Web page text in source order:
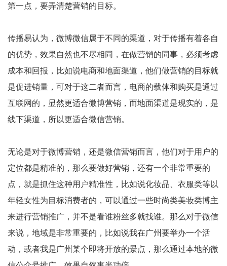
第一点，要弄清楚营销的目标。
传播易认为，微博微信属于不同的渠道，对于传播有着各自
的优势，效果自然也不尽相同，在做营销的同事，必须考虑
成本和回报，比如说电商和地面渠道，他们做营销的目标就
是促进销量，可对于这二者而言，电商的载体和购买是通过
互联网的，显然更适合微博营销，而地面渠道是现实的，是
线下渠道，所以更适合微信营销。
无论是对于微博营销，还是微信营销而言，他们对于用户的
定位都是精准的，那么要做好营销，还有一个非常重要的
点，就是抓住这种用户精准性，比如说化妆品、衣服类等以
年轻女性为目标消费者的，可以通过一些时尚类美妆类博主
来进行营销推广，并不是看谁粉丝多就找谁。那么对于微信
来说，地域是非常重要的，比如说我在广州要举办一个活
动，或者我是广州某个即将开放的景点，那么通过本地的微